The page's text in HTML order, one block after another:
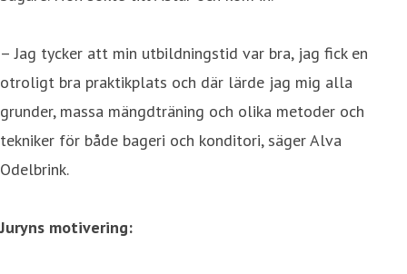
– Jag tycker att min utbildningstid var bra, jag fick en
otroligt bra praktikplats och där lärde jag mig alla
grunder, massa mängdträning och olika metoder och
tekniker för både bageri och konditori, säger Alva
Odelbrink.
Juryns motivering: